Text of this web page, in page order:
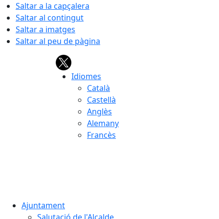
Saltar a la capçalera
Saltar al contingut
Saltar a imatges
Saltar al peu de pàgina
Idiomes
Català
Castellà
Anglès
Alemany
Francès
Ajuntament